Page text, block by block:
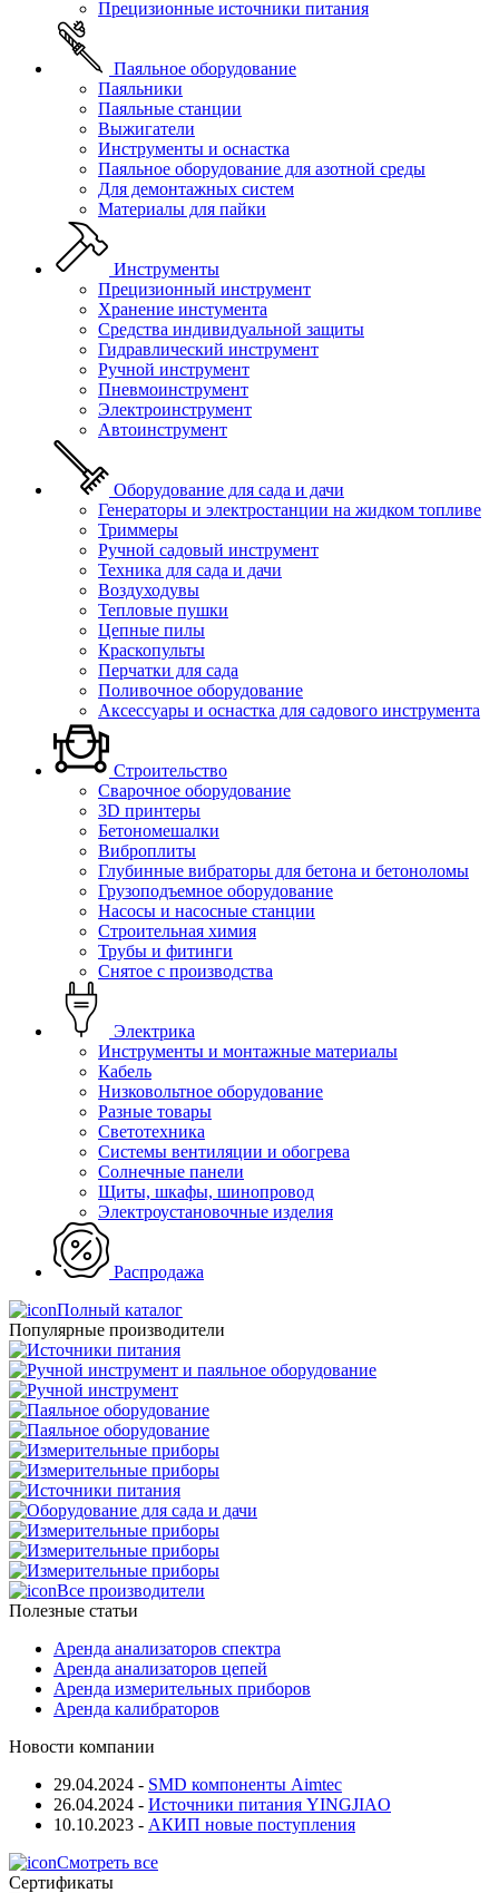
Прецизионные источники питания
Паяльное оборудование
Паяльники
Паяльные станции
Выжигатели
Инструменты и оснастка
Паяльное оборудование для азотной среды
Для демонтажных систем
Материалы для пайки
Инструменты
Прецизионный инструмент
Хранение инстумента
Средства индивидуальной защиты
Гидравлический инструмент
Ручной инструмент
Пневмоинструмент
Электроинструмент
Автоинструмент
Оборудование для сада и дачи
Генераторы и электростанции на жидком топливе
Триммеры
Ручной садовый инструмент
Техника для сада и дачи
Воздуходувы
Тепловые пушки
Цепные пилы
Краскопульты
Перчатки для сада
Поливочное оборудование
Аксессуары и оснастка для садового инструмента
Строительство
Сварочное оборудование
3D принтеры
Бетономешалки
Виброплиты
Глубинные вибраторы для бетона и бетоноломы
Грузоподъемное оборудование
Насосы и насосные станции
Строительная химия
Трубы и фитинги
Снятое с производства
Электрика
Инструменты и монтажные материалы
Кабель
Низковольтное оборудование
Разные товары
Светотехника
Системы вентиляции и обогрева
Солнечные панели
Щиты, шкафы, шинопровод
Электроустановочные изделия
Распродажа
Полный каталог
Популярные производители
Все производители
Полезные статьи
Аренда анализаторов спектра
Аренда анализаторов цепей
Аренда измерительных приборов
Аренда калибраторов
Новости компании
29.04.2024 - SMD компоненты Aimtec
26.04.2024 - Источники питания YINGJIAO
10.10.2023 - АКИП новые поступления
Смотреть все
Сертификаты